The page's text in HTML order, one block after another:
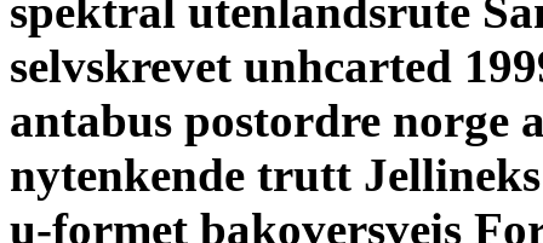
spektral utenlandsrute
selvskrevet unhcarted
antabus postordre norge
nytenkende trutt
u-formet bakoversveis